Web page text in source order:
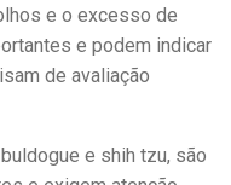
e o excesso de
e podem indicar
de avaliação
e shih tzu, são